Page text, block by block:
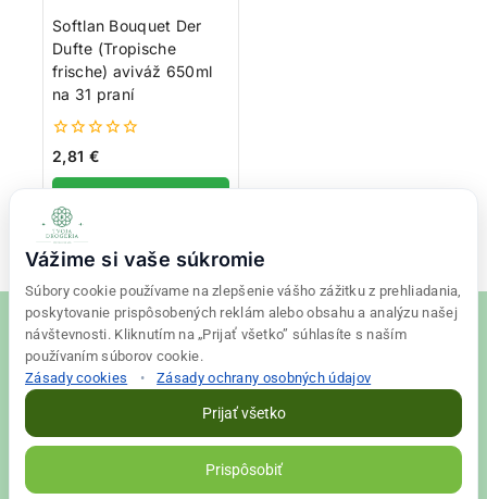
Softlan Bouquet Der
Dufte (Tropische
frische) aviváž 650ml
na 31 praní
0
5
2,81 €
Zásady ochrany osobných údajov|
Vážime si vaše súkromie
Súbory cookie používame na zlepšenie vášho zážitku z prehliadania,
poskytovanie prispôsobených reklám alebo obsahu a analýzu našej
návštevnosti. Kliknutím na „Prijať všetko” súhlasíte s naším
používaním súborov cookie.
Zásady cookies
• Zásady ochrany osobných údajov
Prispôsobiť
Prijať všetko